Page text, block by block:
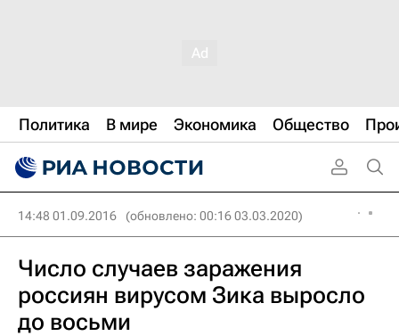
Политика В мире Экономика Общество
14:48 01.09.2016 (обновлено: 00:16 03.03.2020)
Число случаев заражения
россиян вирусом Зика выросло
до восьми